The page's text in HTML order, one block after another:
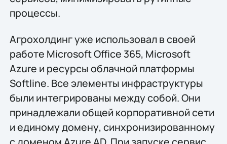
процессы.
Агрохолдинг уже использовал в своей
работе Microsoft Office 365, Microsoft
Azure и ресурсы облачной платформы
Softline. Все элементы инфраструктуры
были интегрированы между собой. Они
принадлежали общей корпоративной сети
и единому домену, синхронизированному